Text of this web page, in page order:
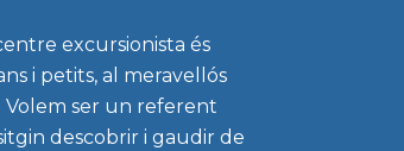
excursionista és
i petits, al meravellós
ser un referent
descobrir i gaudir de